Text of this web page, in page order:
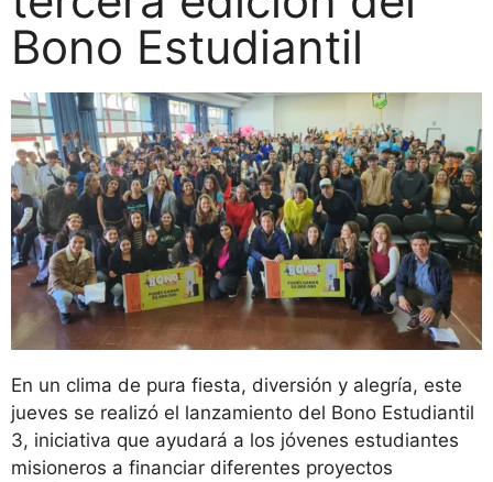
Bono Estudiantil
En un clima de pura fiesta, diversión y alegría, este
jueves se realizó el lanzamiento del Bono Estudiantil
3, iniciativa que ayudará a los jóvenes estudiantes
misioneros a financiar diferentes proyectos